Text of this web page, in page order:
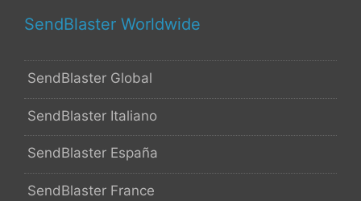
SendBlaster Worldwide
SendBlaster Global
SendBlaster Italiano
SendBlaster España
SendBlaster France